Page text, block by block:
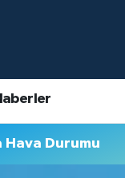
Hava Durumu